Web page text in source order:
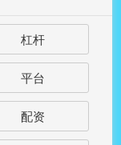
杠杆
平台
配资